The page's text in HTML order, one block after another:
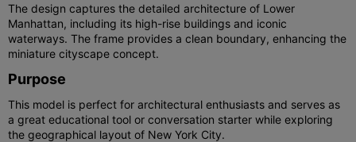
The design captures the detailed architecture of Lower
Manhattan, including its high-rise buildings and iconic
waterways. The frame provides a clean boundary, enhancing the
miniature cityscape concept.
Purpose
This model is perfect for architectural enthusiasts and serves as
a great educational tool or conversation starter while exploring
the geographical layout of New York City.